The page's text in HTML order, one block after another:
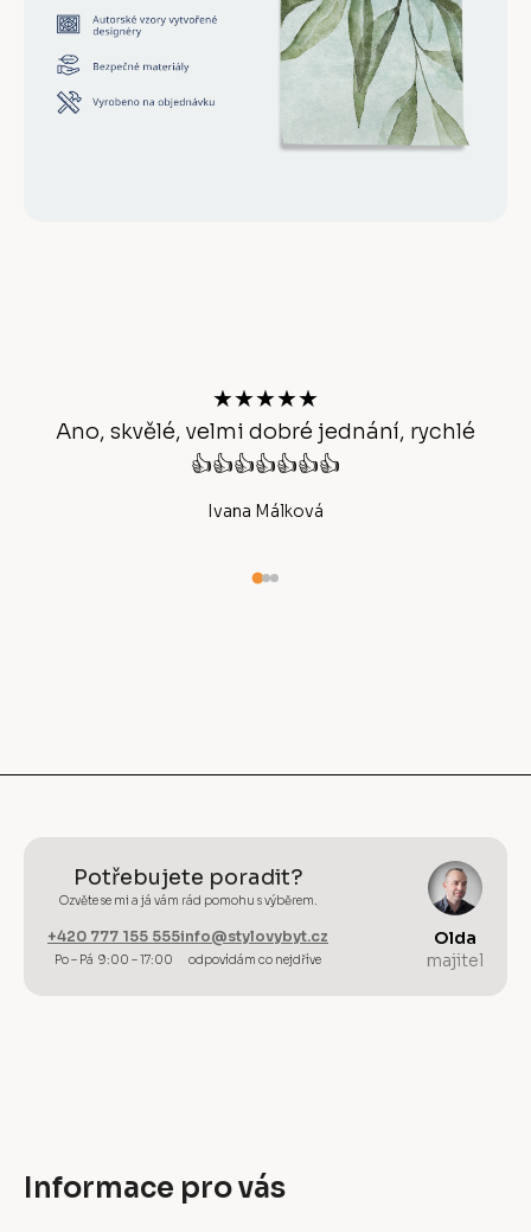
★★★★★
Ano, skvělé, velmi dobré jednání, rychlé
👍👍👍👍👍👍👍
Ivana Málková
Potřebujete poradit?
Ozvěte se mi a já vám rád pomohu s výběrem.
+420 777 155 555
Po – Pá 9:00 – 17:00
info@stylovybyt.cz
odpovídám co nejdříve
Olda
majitel
Informace pro vás